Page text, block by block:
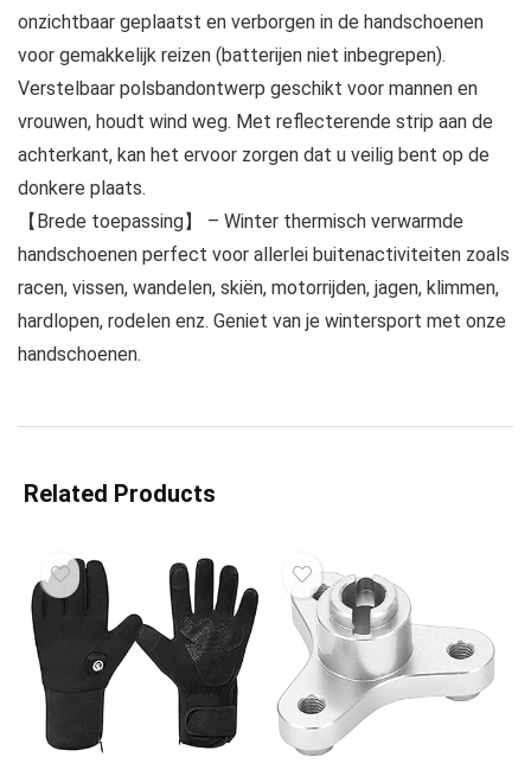
onzichtbaar geplaatst en verborgen in de handschoenen
voor gemakkelijk reizen (batterijen niet inbegrepen).
Verstelbaar polsbandontwerp geschikt voor mannen en
vrouwen, houdt wind weg. Met reflecterende strip aan de
achterkant, kan het ervoor zorgen dat u veilig bent op de
donkere plaats.
【Brede toepassing】 – Winter thermisch verwarmde
handschoenen perfect voor allerlei buitenactiviteiten zoals
racen, vissen, wandelen, skiën, motorrijden, jagen, klimmen,
hardlopen, rodelen enz. Geniet van je wintersport met onze
handschoenen.
Related Products